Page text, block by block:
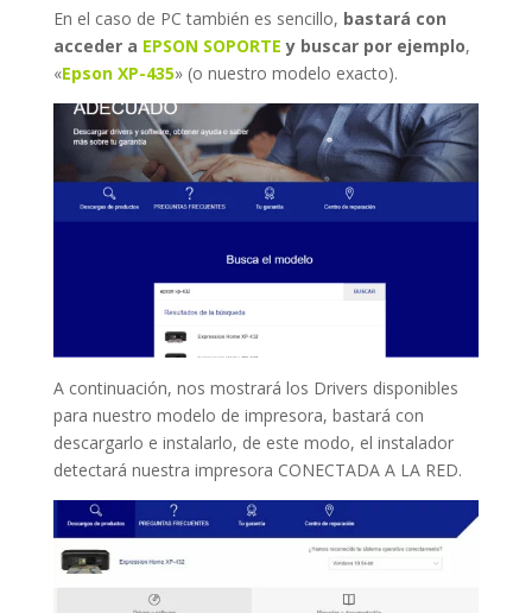
En el caso de PC también es sencillo, bastará con
acceder a EPSON SOPORTE y buscar por ejemplo,
«Epson XP-435» (o nuestro modelo exacto).
A continuación, nos mostrará los Drivers disponibles
para nuestro modelo de impresora, bastará con
descargarlo e instalarlo, de este modo, el instalador
detectará nuestra impresora CONECTADA A LA RED.